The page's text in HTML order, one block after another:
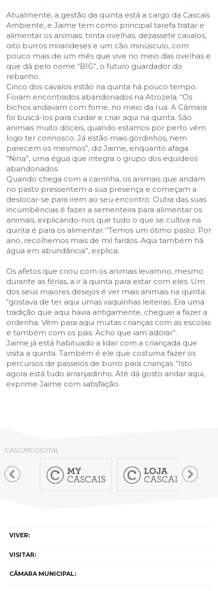
Atualmente, a gestão da quinta está a cargo da Cascais
Ambiente, e Jaime tem como principal tarefa tratar e
alimentar os animais: trinta ovelhas, dezassete cavalos,
oito burros mirandeses e um cão minúsculo, com
pouco mais de um mês que vive no meio das ovelhas e
que dá pelo nome “BIG”, o futuro guardador do
rebanho.
Cinco dos cavalos estão na quinta há pouco tempo.
Foram encontrados abandonados na Atrozela. “Os
bichos andavam com fome, no meio da rua. A Câmara
foi buscá-los para cuidar e criar aqui na quinta. São
animais muito dóceis, quando estamos por perto vêm
logo ter connosco. Já estão mais gordinhos, nem
parecem os mesmos”, diz Jaime, enquanto afaga
“Nina”, uma égua que integra o grupo dos equídeos
abandonados.
Quando chega com a carrinha, os animais que andam
no pasto pressentem a sua presença e começam a
deslocar-se para irem ao seu encontro. Outra das suas
incumbências é fazer a sementeira para alimentar os
animais, explicando-nos que tudo o que se cultiva na
quinta é para os alimentar. “Temos um ótimo pasto. Por
ano, recolhemos mais de mil fardos. Aqui também há
água em abundância”, explica.
Os afetos que criou com os animais levamno, mesmo
durante as férias, a ir à quinta para estar com eles. Um
dos seus maiores desejos é ver mais animais na quinta:
“gostava de ter aqui umas vaquinhas leiteiras. Era uma
tradição que aqui havia antigamente, cheguei a fazer a
ordenha. Vêm para aqui muitas crianças com as escolas
e também com os pais. Acho que iam adorar”.
Jaime já está habituado a lidar com a criançada que
visita a quinta. Também é ele que costuma fazer os
percursos de passeios de burro para crianças. “Isto
agora está tudo arranjadinho. Até dá gosto andar aqui,
exprime Jaime com satisfação.
CASCAIS DIGITAL
VIVER:
VISITAR:
CÂMARA MUNICIPAL: